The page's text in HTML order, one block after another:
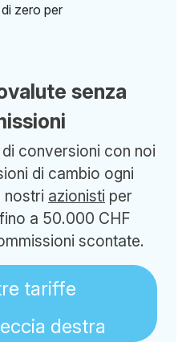
senza
conversioni con noi
di cambio ogni
nostri azionisti per
a 50.000 CHF
scontate.
tariffe